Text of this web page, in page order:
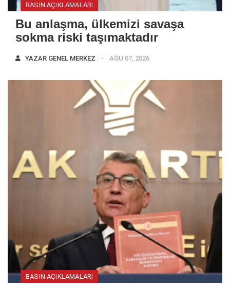
BASIN AÇIKLAMALARI
Bu anlaşma, ülkemizi savaşa
sokma riski taşımaktadır
YAZAR GENEL MERKEZ AĞU 07, 2026
BASIN AÇIKLAMALARI